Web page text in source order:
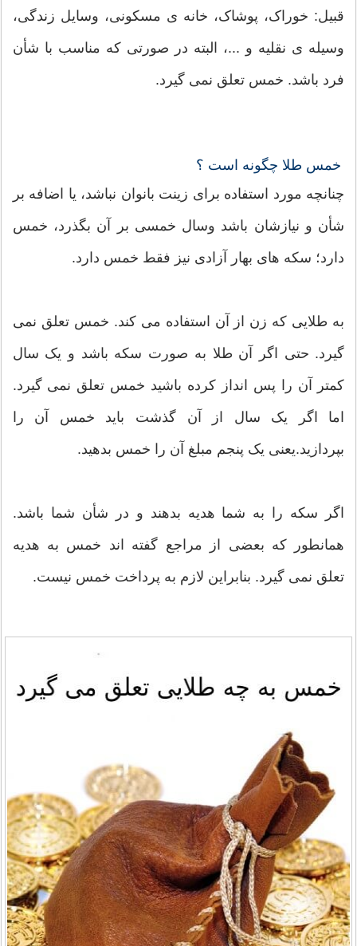
قبیل: خوراک، پوشاک، خانه ی مسکونی، وسایل زندگی،
وسیله ی نقلیه و ...، البته در صورتی که مناسب با شأن
فرد باشد. خمس تعلق نمی گیرد.
خمس طلا چگونه است ؟
چنانچه مورد استفاده براى زينت بانوان نباشد، يا اضافه بر
شأن و نيازشان باشد وسال خمسى بر آن بگذرد، خمس
دارد؛ سكه هاى بهار آزادى نيز فقط خمس دارد.
به طلایی که زن از آن استفاده می کند. خمس تعلق نمی
گیرد. حتی اگر آن طلا به صورت سکه باشد و یک سال
کمتر آن را پس انداز کرده باشید خمس تعلق نمی گیرد.
اما اگر یک سال از آن گذشت باید خمس آن را
بپردازید.یعنی یک پنجم مبلغ آن را خمس بدهید.
اگر سکه را به شما هدیه بدهند و در شأن شما باشد.
همانطور که بعضی از مراجع گفته اند خمس به هدیه
تعلق نمی گیرد. بنابراین لازم به پرداخت خمس نیست.